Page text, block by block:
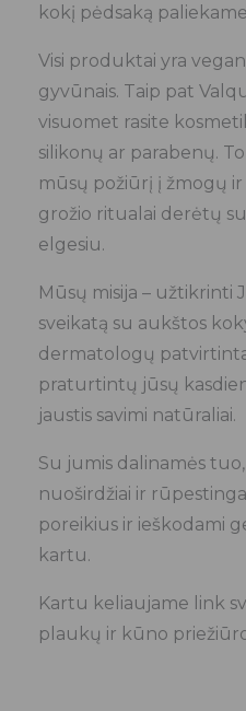
kokį pėdsaką
Visi produktai yra
gyvūnais. Taip pat
visuomet rasite
silikonų ar parabenų.
mūsų požiūrį į žmogų
grožio ritualai derėtų
elgesiu.
Mūsų misija – užtikrinti
sveikatą su aukštos
dermatologų
praturtintų jūsų
jaustis savimi natūraliai.
Su jumis dalinamės
nuoširdžiai ir
poreikius ir ieškodami
kartu.
Kartu keliaujame link
plaukų ir kūno